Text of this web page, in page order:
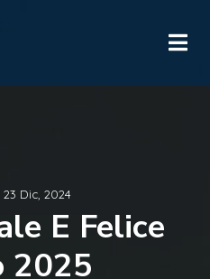
23 Dic, 2024
E Felice
2025